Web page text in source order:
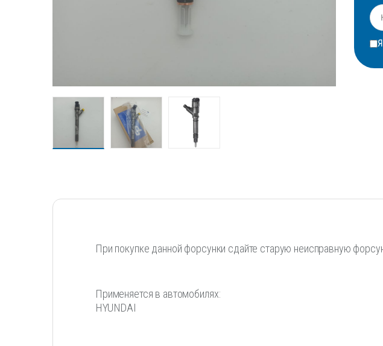
Я
При покупке данной форсунки сдайте старую неисправную
Применяется в автомобилях:
HYUNDAI